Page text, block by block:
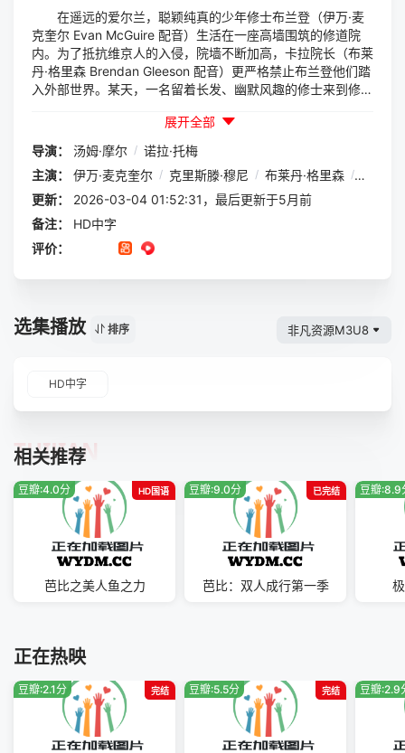
在遥远的爱尔兰，聪颖纯真的少年修士布兰登（伊万·麦
克奎尔 Evan McGuire 配音）生活在一座高墙围筑的修道院
内。为了抵抗维京人的入侵，院墙不断加高，卡拉院长（布莱
丹·格里森 Brendan Gleeson 配音）更严格禁止布兰登他们踏
入外部世界。某天，一名留着长发、幽默风趣的修士来到修道
ally 配音）。此前伊丹持续创作那部重要的宗教典籍《凯尔
经》，然而异族的侵略使他不得不中断这项神圣的工作。为
《凯尔经》所吸引的布兰登，决心帮助伊丹完成经典的绘制，
为此他不惜挑战禁令走出修道院。外面的世界充满新奇和危
险…这部作品将奇幻与现实相结合，给你带来全新的观影体
验！ 本片荣获2009年昂西国际动画电影节观众奖最佳影
片奖、2009年萨格勒布国际动画电影节特别提及。
展开全部
导演：
汤姆·摩尔 / 诺拉·托梅
主演：
伊万·麦克奎尔 / 克里斯滕·穆尼 / 布莱丹·格里森 / 米克·
更新：
2026-03-04 01:52:31，最后更新于5月前
备注：
HD中字
评价：
选集播放 排序 非凡资源M3U8
HD中字
相关推荐
TUIJIAN
HD国语
豆瓣:4.0分
芭比之美人鱼之力
已完结
豆瓣:9.0分
芭比：双人成行第一季
豆瓣:8.9
正在热映
完结
豆瓣:2.1分 完结
豆瓣:5.5分 豆瓣:2.9